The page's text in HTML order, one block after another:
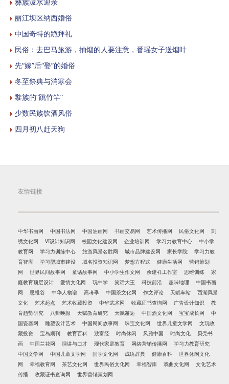
丽江坝区纳西婚俗
中国奇特的跪拜礼
民俗：去巴马旅游，抽烟的人要注意，番瑶女子送烟叶
先“嫁”后“娶”的婚俗
冬至祭典与消寒会
黎族的“跳竹竿”
少数民族饮酒风俗
四月初八赶天狗
友情链接
中华书画网 中国书法网 中国油画网 书画交易网 艺术传播网 民俗文化网
刺
绣文化网
VI设计知识网 校园文化建设网 企业培训网 学习力教育中心
中小学
教育网
学习力训练中心 旅游风景名胜网 城市品牌建设网 家长学院
学习力教
育智库
学习型城市建设 域名投资知识网 梦想方程式 健康生活网
营销策划
网
世界民间故事网 童话故事网 中小学生作文网 余建祥工作室 思维训练
家
庭教育顶层设计
爱情文化网 玩中学 笑话大王 科技前沿 趣味地理
中国书画
网
思维谷 中华人物谱 高考季 中国茶文化网 作文评论 天赋车站
西湖风景
文化
艺术起点 艺术收藏投资 中华武术网 收藏证书查询网 广告设计知识
教
育趋势研究
八卦晚报 天赋教育研究 天赋邂逅 中国酒文化网 宝宝成长网
中
国瓷器网
雕塑设计艺术 中国民间故事网 珠宝文化网 世界儿童文学网
文玩收
藏投资
宝岛期刊 教育百科 致富经 时尚休闲 风雅中国 时尚文化
贝壳书
画
中国兰花网 演讲与口才 现代家庭教育 网络营销传播网
学习力教育研究
中国文学网
中国儿童文学网 国学文化网 成语辞典 健康百科
世界休闲文化
网
幸福教育网 茶艺文化网 世界民俗文化网 幸福智库 戏曲文化网
文化艺术
传播
收藏证书查询网 世界营销策划网